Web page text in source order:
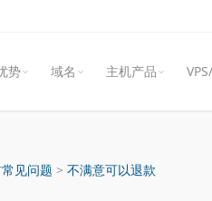
势 域名 主机产品
见问题 > 不满意可以退款